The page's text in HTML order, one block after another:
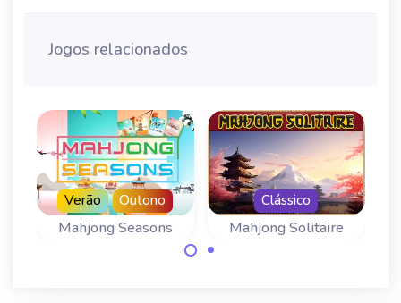
Jogos relacionados
Mahjong Seasons
Verão Outono
Mahjong Solitaire
Clássico